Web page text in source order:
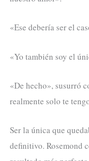
«Ese debería ser el
«Yo también soy el
«De hecho», susurró
realmente solo te
Ser la única que
definitivo. Rosemond